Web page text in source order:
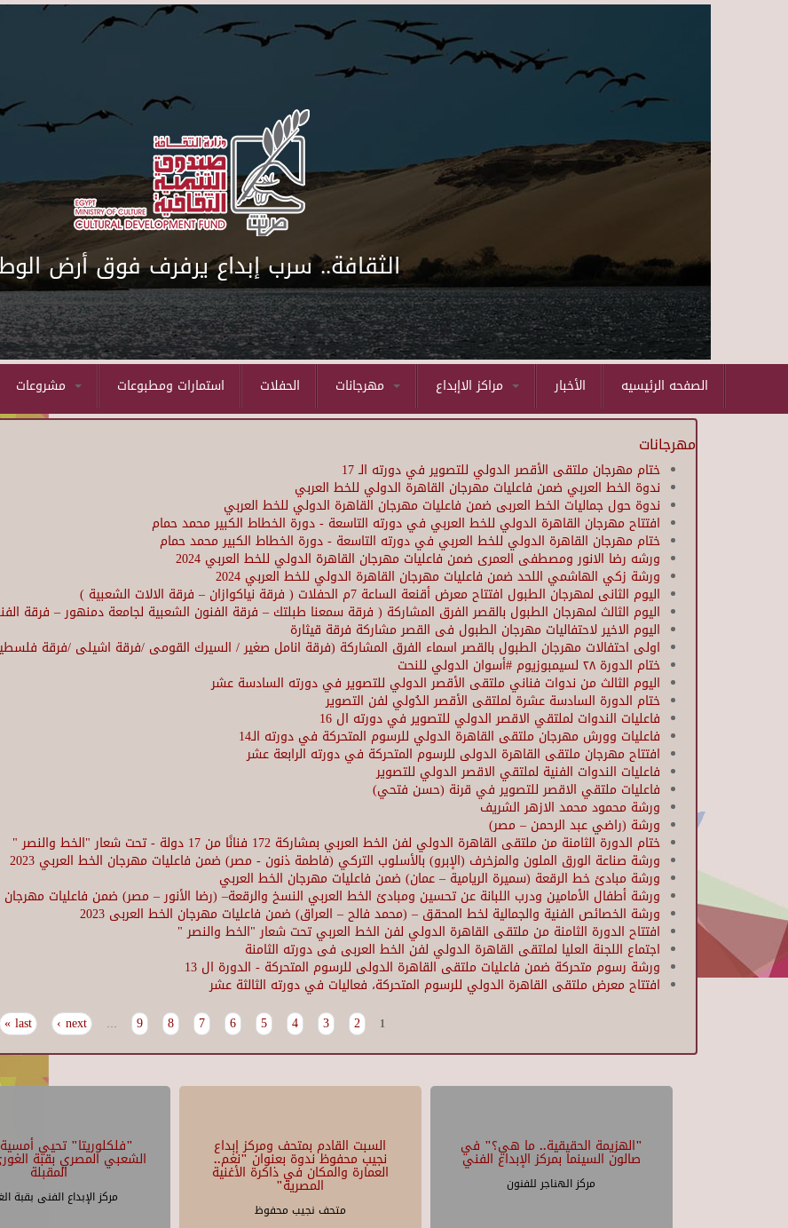
الثقافة.. سرب إبداع يرفرف فوق أرض
استمارات ومطبوعات الحفلات الأخبار الصفحه الرئيسيه
مهرجانات
ختام مهرجان ملتقى الأقصر الدولي للتصوير في دورته الـ 17
ندوة الخط العربي ضمن فاعليات مهرجان القاهرة الدولي للخط العربي
ندوة حول جماليات الخط العربى ضمن فاعليات مهرجان القاهرة الدولي للخط العربي
افتتاح مهرجان القاهرة الدولي للخط العربي في دورته التاسعة - دورة الخطاط الكبير محمد حمام
ختام مهرجان القاهرة الدولي للخط العربي في دورته التاسعة - دورة الخطاط الكبير محمد حمام
ورشه رضا الانور ومصطفى العمرى ضمن فاعليات مهرجان القاهرة الدولي للخط العربي 2024
ورشة زكي الهاشمي اللحد ضمن فاعليات مهرجان القاهرة الدولي للخط العربي 2024
اليوم الثانى لمهرجان الطبول افتتاح معرض أقنعة الساعة 7م الحفلات ( فرقة نياكوازان – فرقة الالات الشعبية )
اليوم الثالث لمهرجان الطبول بالقصر الفرق المشاركة ( فرقة سمعنا طبلتك – فرقة الفنون الشعبية لجامعة دمنهور – فرقة
اليوم الاخير لاحتفاليات مهرجان الطبول فى القصر مشاركة فرقة قيثارة
اولى احتفالات مهرجان الطبول بالقصر اسماء الفرق المشاركة (فرقة انامل صغير / السيرك القومى /فرقة اشيلى /فرقة
ختام الدورة ٢٨ لسيمبوزيوم #أسوان الدولي للنحت
اليوم الثالث من ندوات فناني ملتقى الأقصر الدولي للتصوير في دورته السادسة عشر
ختام الدورة السادسة عشرة لملتقى الأقصر الدُولي لفن التصوير
فاعليات الندوات لملتقي الاقصر الدولي للتصوير في دورته ال 16
فاعليات وورش مهرجان ملتقى القاهرة الدولي للرسوم المتحركة في دورته الـ14
افتتاح مهرجان ملتقى القاهرة الدولى للرسوم المتحركة في دورته الرابعة عشر
فاعليات الندوات الفنية لملتقي الاقصر الدولي للتصوير
فاعليات ملتقي الاقصر للتصوير في قرنة (حسن فتحي)
ورشة محمود محمد الازهر الشريف
ورشة (راضي عبد الرحمن – مصر)
ختام الدورة الثامنة من ملتقى القاهرة الدولي لفن الخط العربي بمشاركة 172 فنانًا من 17 دولة - تحت شعار "الخط والنصر "
ورشة صناعة الورق الملون والمزخرف (الإبرو) بالأسلوب التركي (فاطمة ذنون - مصر) ضمن فاعليات مهرجان الخط العربي 2023
ورشة مبادئ خط الرقعة (سميرة الريامية – عمان) ضمن فاعليات مهرجان الخط العربي
ورشة أطفال الأمامين ودرب اللبانة عن تحسين ومبادئ الخط العربي النسخ والرقعة– (رضا الأنور – مصر) ضمن فاعليات مهرجان
ورشة الخصائص الفنية والجمالية لخط المحقق – (محمد فالح – العراق) ضمن فاعليات مهرجان الخط العربى 2023
افتتاح الدورة الثامنة من ملتقى القاهرة الدولي لفن الخط العربي تحت شعار "الخط والنصر "
اجتماع اللجنة العليا لملتقى القاهرة الدولي لفن الخط العربى فى دورته الثامنة
ورشة رسوم متحركة ضمن فاعليات ملتقى القاهرة الدولى للرسوم المتحركة - الدورة ال 13
افتتاح معرض ملتقى القاهرة الدولي للرسوم المتحركة، فعاليات في دورته الثالثة عشر
1
2
3
4
5
6
7
8
9
…
next ›
last »
"فلكلوريتا" تحيي أمسية
الشعبي المصري بقبة
المقبلة
مركز الإبداع الفنى بقبة
السبت القادم بمتحف ومركز إبداع
نجيب محفوظ ندوة بعنوان "نغم..
العمارة والمكان في ذاكرة الأغنية
المصرية"
متحف نجيب محفوظ
"الهزيمة الحقيقية.. ما هي؟" في
صالون السينما بمركز الإبداع الفني
مركز الهناجر للفنون